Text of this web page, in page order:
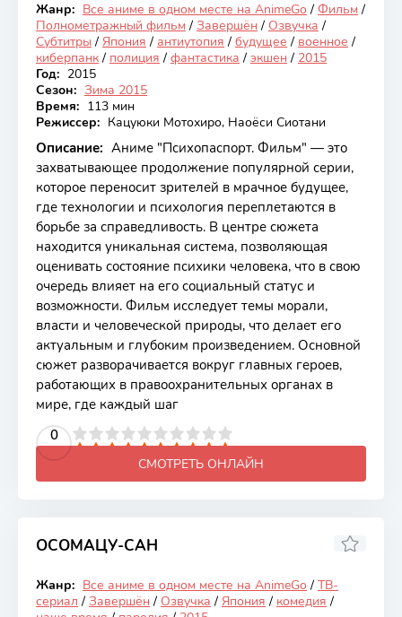
Закончен
Жанр: Все аниме в одном месте на AnimeGo / Фильм /
Полнометражный фильм / Завершён / Озвучка /
Субтитры / Япония / антиутопия / будущее / военное /
киберпанк / полиция / фантастика / экшен / 2015
Год: 2015
Сезон: Зима 2015
Время: 113 мин
Режиссер: Кацуюки Мотохиро, Наоёси Сиотани
Описание: Аниме "Психопаспорт. Фильм" — это
захватывающее продолжение популярной серии,
которое переносит зрителей в мрачное будущее,
где технологии и психология переплетаются в
борьбе за справедливость. В центре сюжета
находится уникальная система, позволяющая
оценивать состояние психики человека, что в свою
очередь влияет на его социальный статус и
возможности. Фильм исследует темы морали,
власти и человеческой природы, что делает его
актуальным и глубоким произведением. Основной
сюжет разворачивается вокруг главных героев,
работающих в правоохранительных органах в
мире, где каждый шаг
0
4 5 6 7 8 9 10
СМОТРЕТЬ ОНЛАЙН
ОСОМАЦУ-САН
Закончен
7.92
Жанр: Все аниме в одном месте на AnimeGo / ТВ-
сериал / Завершён / Озвучка / Япония / комедия /